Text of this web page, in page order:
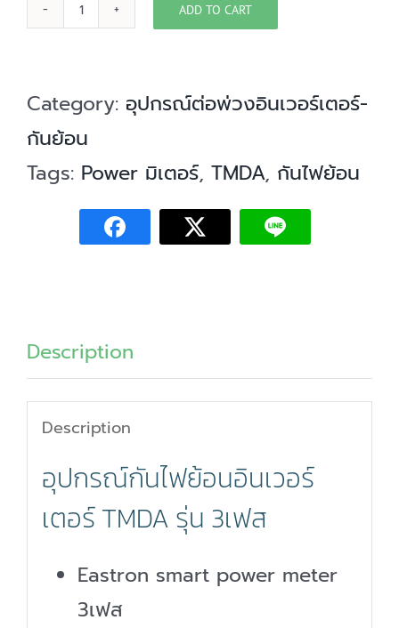
Eastron
Meter
3P
quantity
ADD TO CART
Category: อุปกรณ์ต่อพ่วงอินเวอร์เตอร์-
กันย้อน
Tags: Power มิเตอร์, TMDA, กันไฟย้อน
Description
Description
อุปกรณ์กันไฟย้อนอินเวอร์
เตอร์ TMDA รุ่น 3เฟส
Eastron smart power meter
3เฟส